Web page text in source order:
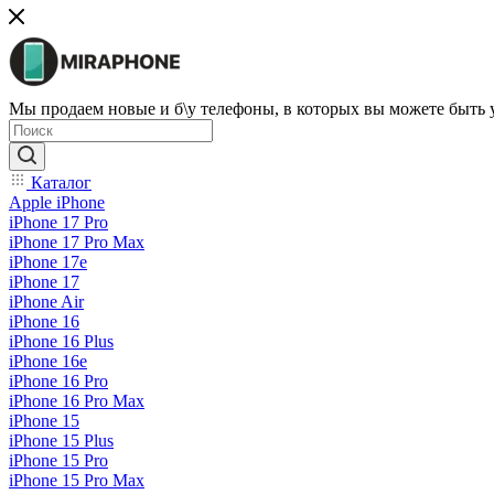
Мы продаем новые и б\у телефоны, в которых вы можете быть
Каталог
Apple iPhone
iPhone 17 Pro
iPhone 17 Pro Max
iPhone 17e
iPhone 17
iPhone Air
iPhone 16
iPhone 16 Plus
iPhone 16e
iPhone 16 Pro
iPhone 16 Pro Max
iPhone 15
iPhone 15 Plus
iPhone 15 Pro
iPhone 15 Pro Max